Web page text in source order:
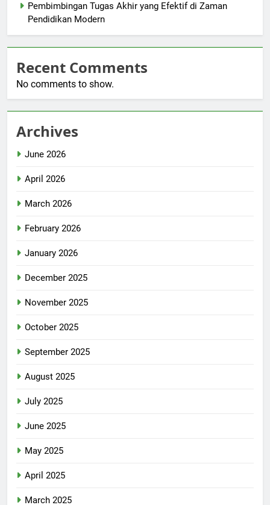
Pembimbingan Tugas Akhir yang Efektif di Zaman
Pendidikan Modern
Recent Comments
No comments to show.
Archives
June 2026
April 2026
March 2026
February 2026
January 2026
December 2025
November 2025
October 2025
September 2025
August 2025
July 2025
June 2025
May 2025
April 2025
March 2025